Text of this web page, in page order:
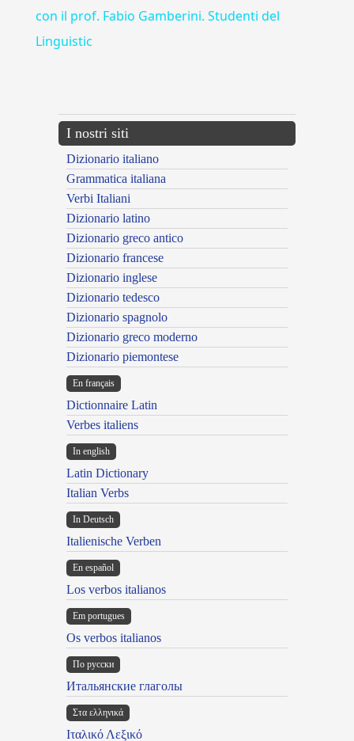
con il prof. Fabio Gamberini. Studenti del
Linguistic
I nostri siti
Dizionario italiano
Grammatica italiana
Verbi Italiani
Dizionario latino
Dizionario greco antico
Dizionario francese
Dizionario inglese
Dizionario tedesco
Dizionario spagnolo
Dizionario greco moderno
Dizionario piemontese
En français
Dictionnaire Latin
Verbes italiens
In english
Latin Dictionary
Italian Verbs
In Deutsch
Italienische Verben
En español
Los verbos italianos
Em portugues
Os verbos italianos
По русски
Итальянские глаголы
Στα ελληνικά
Ιταλικό Λεξικό